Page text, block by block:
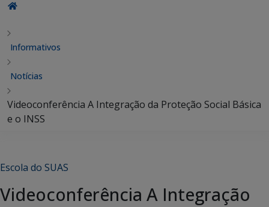
Informativos
Notícias
Videoconferência A Integração da Proteção Social Básica
e o INSS
Escola do SUAS
Videoconferência A Integração